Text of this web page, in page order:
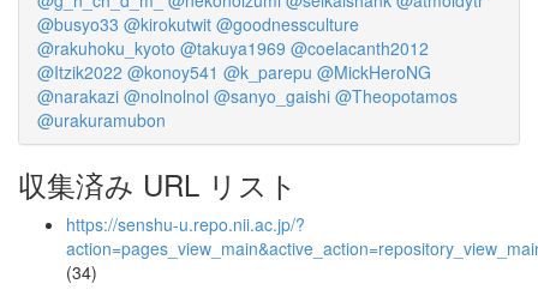
@busyo33 @kirokutwit @goodnessculture
@rakuhoku_kyoto @takuya1969 @coelacanth2012
@Itzik2022 @konoy541 @k_parepu @MickHeroNG
@narakazi @nolnolnol @sanyo_gaishi @Theopotamos
@urakuramubon
収集済み URL リスト
https://senshu-u.repo.nii.ac.jp/?
(34)